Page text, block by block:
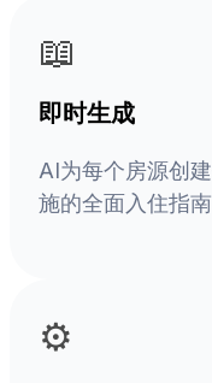
📖
即时生成
AI为每个房源创
施的全面入住指南
⚙️